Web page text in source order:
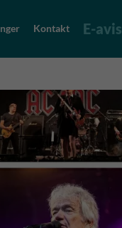
Kontakt E-avis